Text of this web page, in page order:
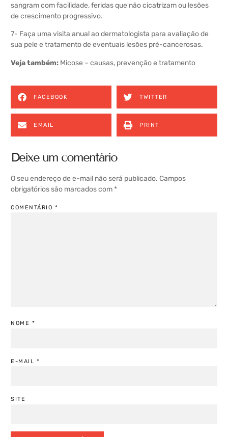
sangram com facilidade, feridas que não cicatrizam ou lesões
de crescimento progressivo.
7- Faça uma visita anual ao dermatologista para avaliação de
sua pele e tratamento de eventuais lesões pré-cancerosas.
Veja também: Micose – causas, prevenção e tratamento
FACEBOOK TWITTER
EMAIL PRINT
Deixe um comentário
O seu endereço de e-mail não será publicado. Campos
obrigatórios são marcados com *
COMENTÁRIO *
NOME *
E-MAIL *
SITE